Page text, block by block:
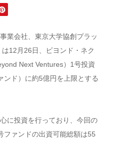
業会社、東京大学協創プラッ
12月26日、ビヨンド・ネク
Next Ventures）1号投資
ンド）に約5億円を上限とする
に投資を行っており、今回の
ファンドの出資可能総額は55